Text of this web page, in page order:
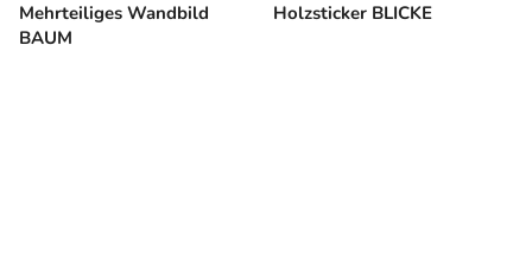
Mehrteiliges Wandbild
BAUM
Holzsticker BLICKE